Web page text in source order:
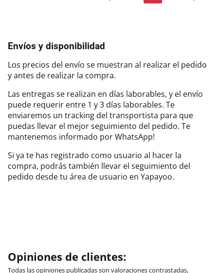
Envíos y disponibilidad
Los precios del envío se muestran al realizar el pedido
y antes de realizar la compra.
Las entregas se realizan en días laborables, y el envío
puede requerir entre 1 y 3 días laborables. Te
enviaremos un tracking del transportista para que
puedas llevar el mejor seguimiento del pedido. Te
mantenemos informado por WhatsApp!
Si ya te has registrado como usuario al hacer la
compra, podrás también llevar el seguimiento del
pedido desde tu área de usuario en Yapayoo.
Opiniones de clientes:
Todas las opiniones publicadas son valoraciones contrastadas,